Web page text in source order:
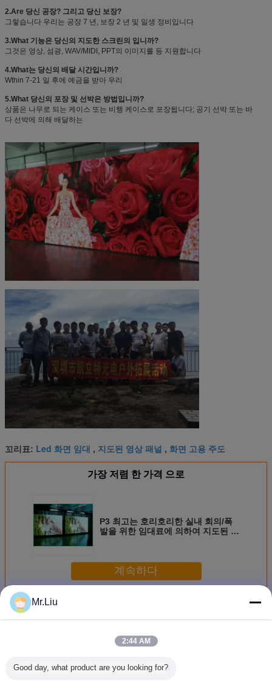
2.Are 당신 공장? 그리고 당신 보장?
그렇습니다 우리는 공장 7 년, 보장 2 년 및 일생 정비입니다
3.What 기능은 당신의 지도한 스크린의 입니까?
그것은 영상, 섬광, WAV/MIDI, PPT의 이미지를 등 지원합니다
4.What는 당신의 배달 시간입니까?
Wthin 7-21 일 후에 예금을 받아 우리
5.What 당신의 포장 및 선박은 방법입니까?
상품은 나무로 되는 케이스 또는 비행 케이스로 포장됩니다; 공기 선박 또는 바
다 선박에 의해 배달하는
꼬리표: Led 화면 임대 , 지도된 영상 패널 , 화면 고용 주도
가장 저렴 한 가격 으로
P3 최고는 호리호리한 실내 회의/폭
발을 위한 임대료에 의하여 지도된 스
계속하다
더 많은 것실내 임대료 LED 스크린
실내 렌터 LED 스
P3.91 P4.81 연주
Mr.Liu
2:44 AM
Good day, what product are you looking for?